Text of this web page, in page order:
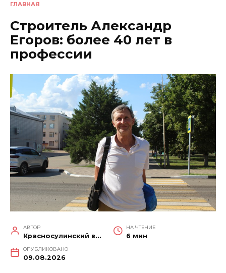
ГЛАВНАЯ
Строитель Александр
Егоров: более 40 лет в
профессии
АВТОР
Красносулинский вестник
НА ЧТЕНИЕ
6 мин
ОПУБЛИКОВАНО
09.08.2026